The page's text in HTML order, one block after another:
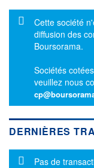
Message
Cette société
diffusion des
Boursorama.
Sociétés
veuillez nous
DERNIÈRES
Message
Pas de